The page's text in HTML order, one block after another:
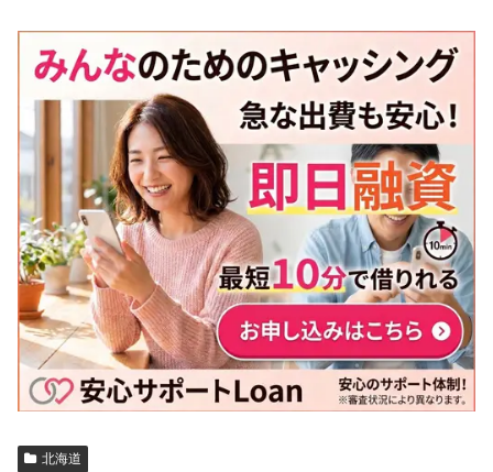
北海道